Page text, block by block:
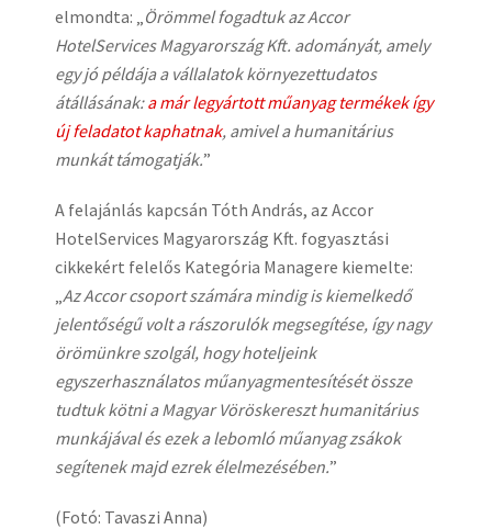
elmondta: „Örömmel fogadtuk az Accor
HotelServices Magyarország Kft. adományát, amely
egy jó példája a vállalatok környezettudatos
átállásának:a már legyártott műanyag termékek így
új feladatot kaphatnak, amivel a humanitárius
munkát támogatják.”
A felajánlás kapcsán Tóth András, az Accor
HotelServices Magyarország Kft. fogyasztási
cikkekért felelős Kategória Managere kiemelte:
„Az Accor csoport számára mindig is kiemelkedő
jelentőségű volt a rászorulók megsegítése, így nagy
örömünkre szolgál, hogy hoteljeink
egyszerhasználatos műanyagmentesítését össze
tudtuk kötni a Magyar Vöröskereszt humanitárius
munkájával és ezek a lebomló műanyag zsákok
segítenek majd ezrek élelmezésében.”
(Fotó: Tavaszi Anna)